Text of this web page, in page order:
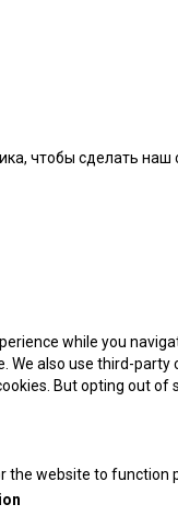
чтобы сделать наш
while you
also use third-
But opting out
the website to